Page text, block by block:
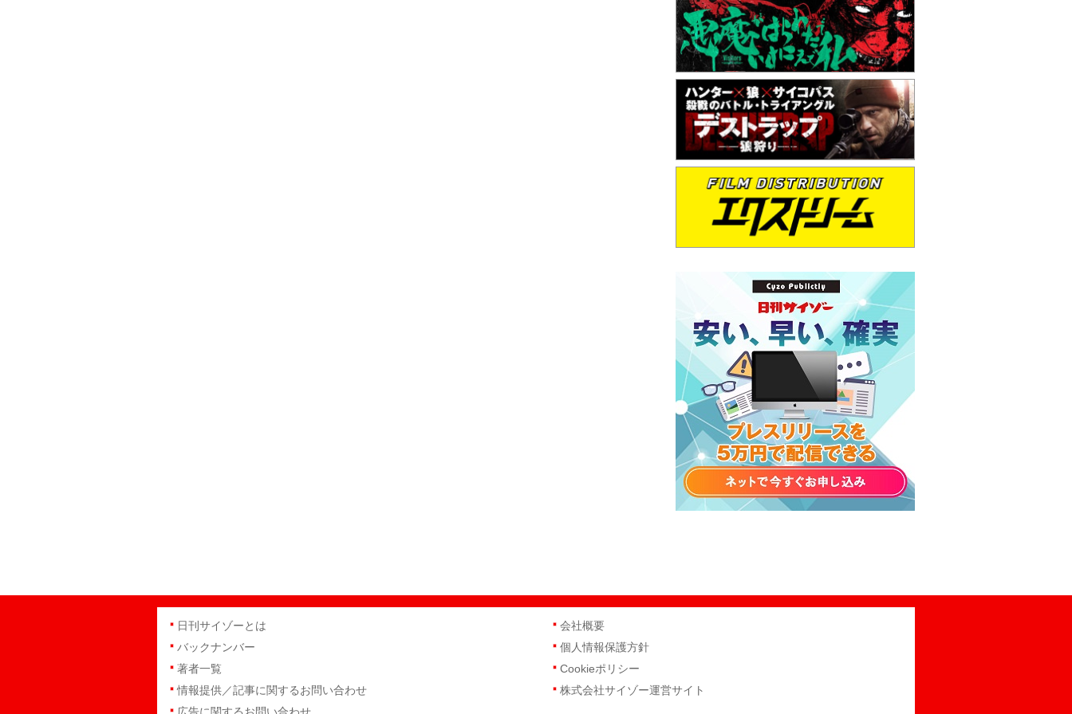
日刊サイゾーとは
バックナンバー
著者一覧
情報提供／記事に関するお問い合わせ
会社概要
個人情報保護方針
Cookieポリシー
株式会社サイゾー運営サイト